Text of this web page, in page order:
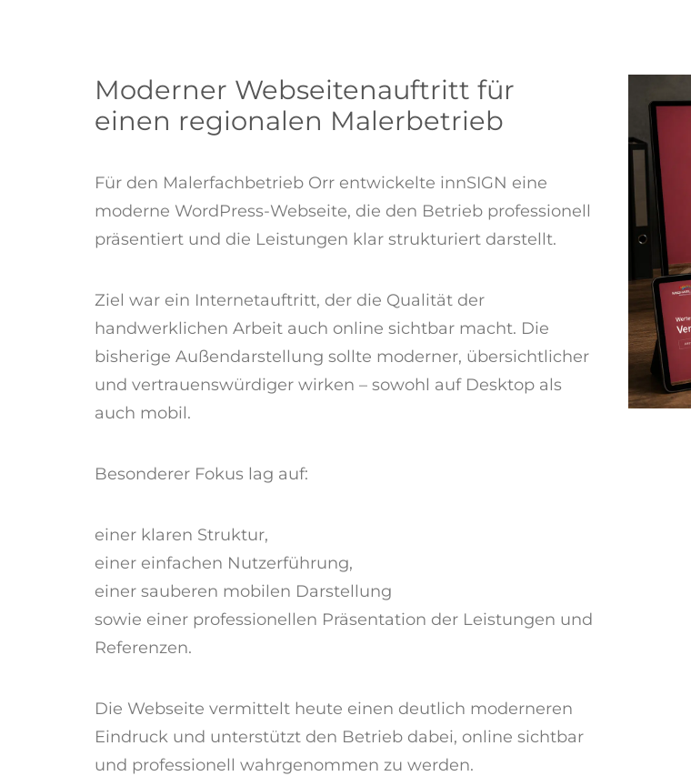
Moderner Webseitenauftritt für
einen regionalen Malerbetrieb
Für den Malerfachbetrieb Orr entwickelte innSIGN eine
moderne WordPress-Webseite, die den Betrieb professionell
präsentiert und die Leistungen klar strukturiert darstellt.
Ziel war ein Internetauftritt, der die Qualität der
handwerklichen Arbeit auch online sichtbar macht. Die
bisherige Außendarstellung sollte moderner, übersichtlicher
und vertrauenswürdiger wirken – sowohl auf Desktop als
auch mobil.
Besonderer Fokus lag auf:
einer klaren Struktur,
einer einfachen Nutzerführung,
einer sauberen mobilen Darstellung
sowie einer professionellen Präsentation der Leistungen und
Referenzen.
Die Webseite vermittelt heute einen deutlich moderneren
Eindruck und unterstützt den Betrieb dabei, online sichtbar
und professionell wahrgenommen zu werden.